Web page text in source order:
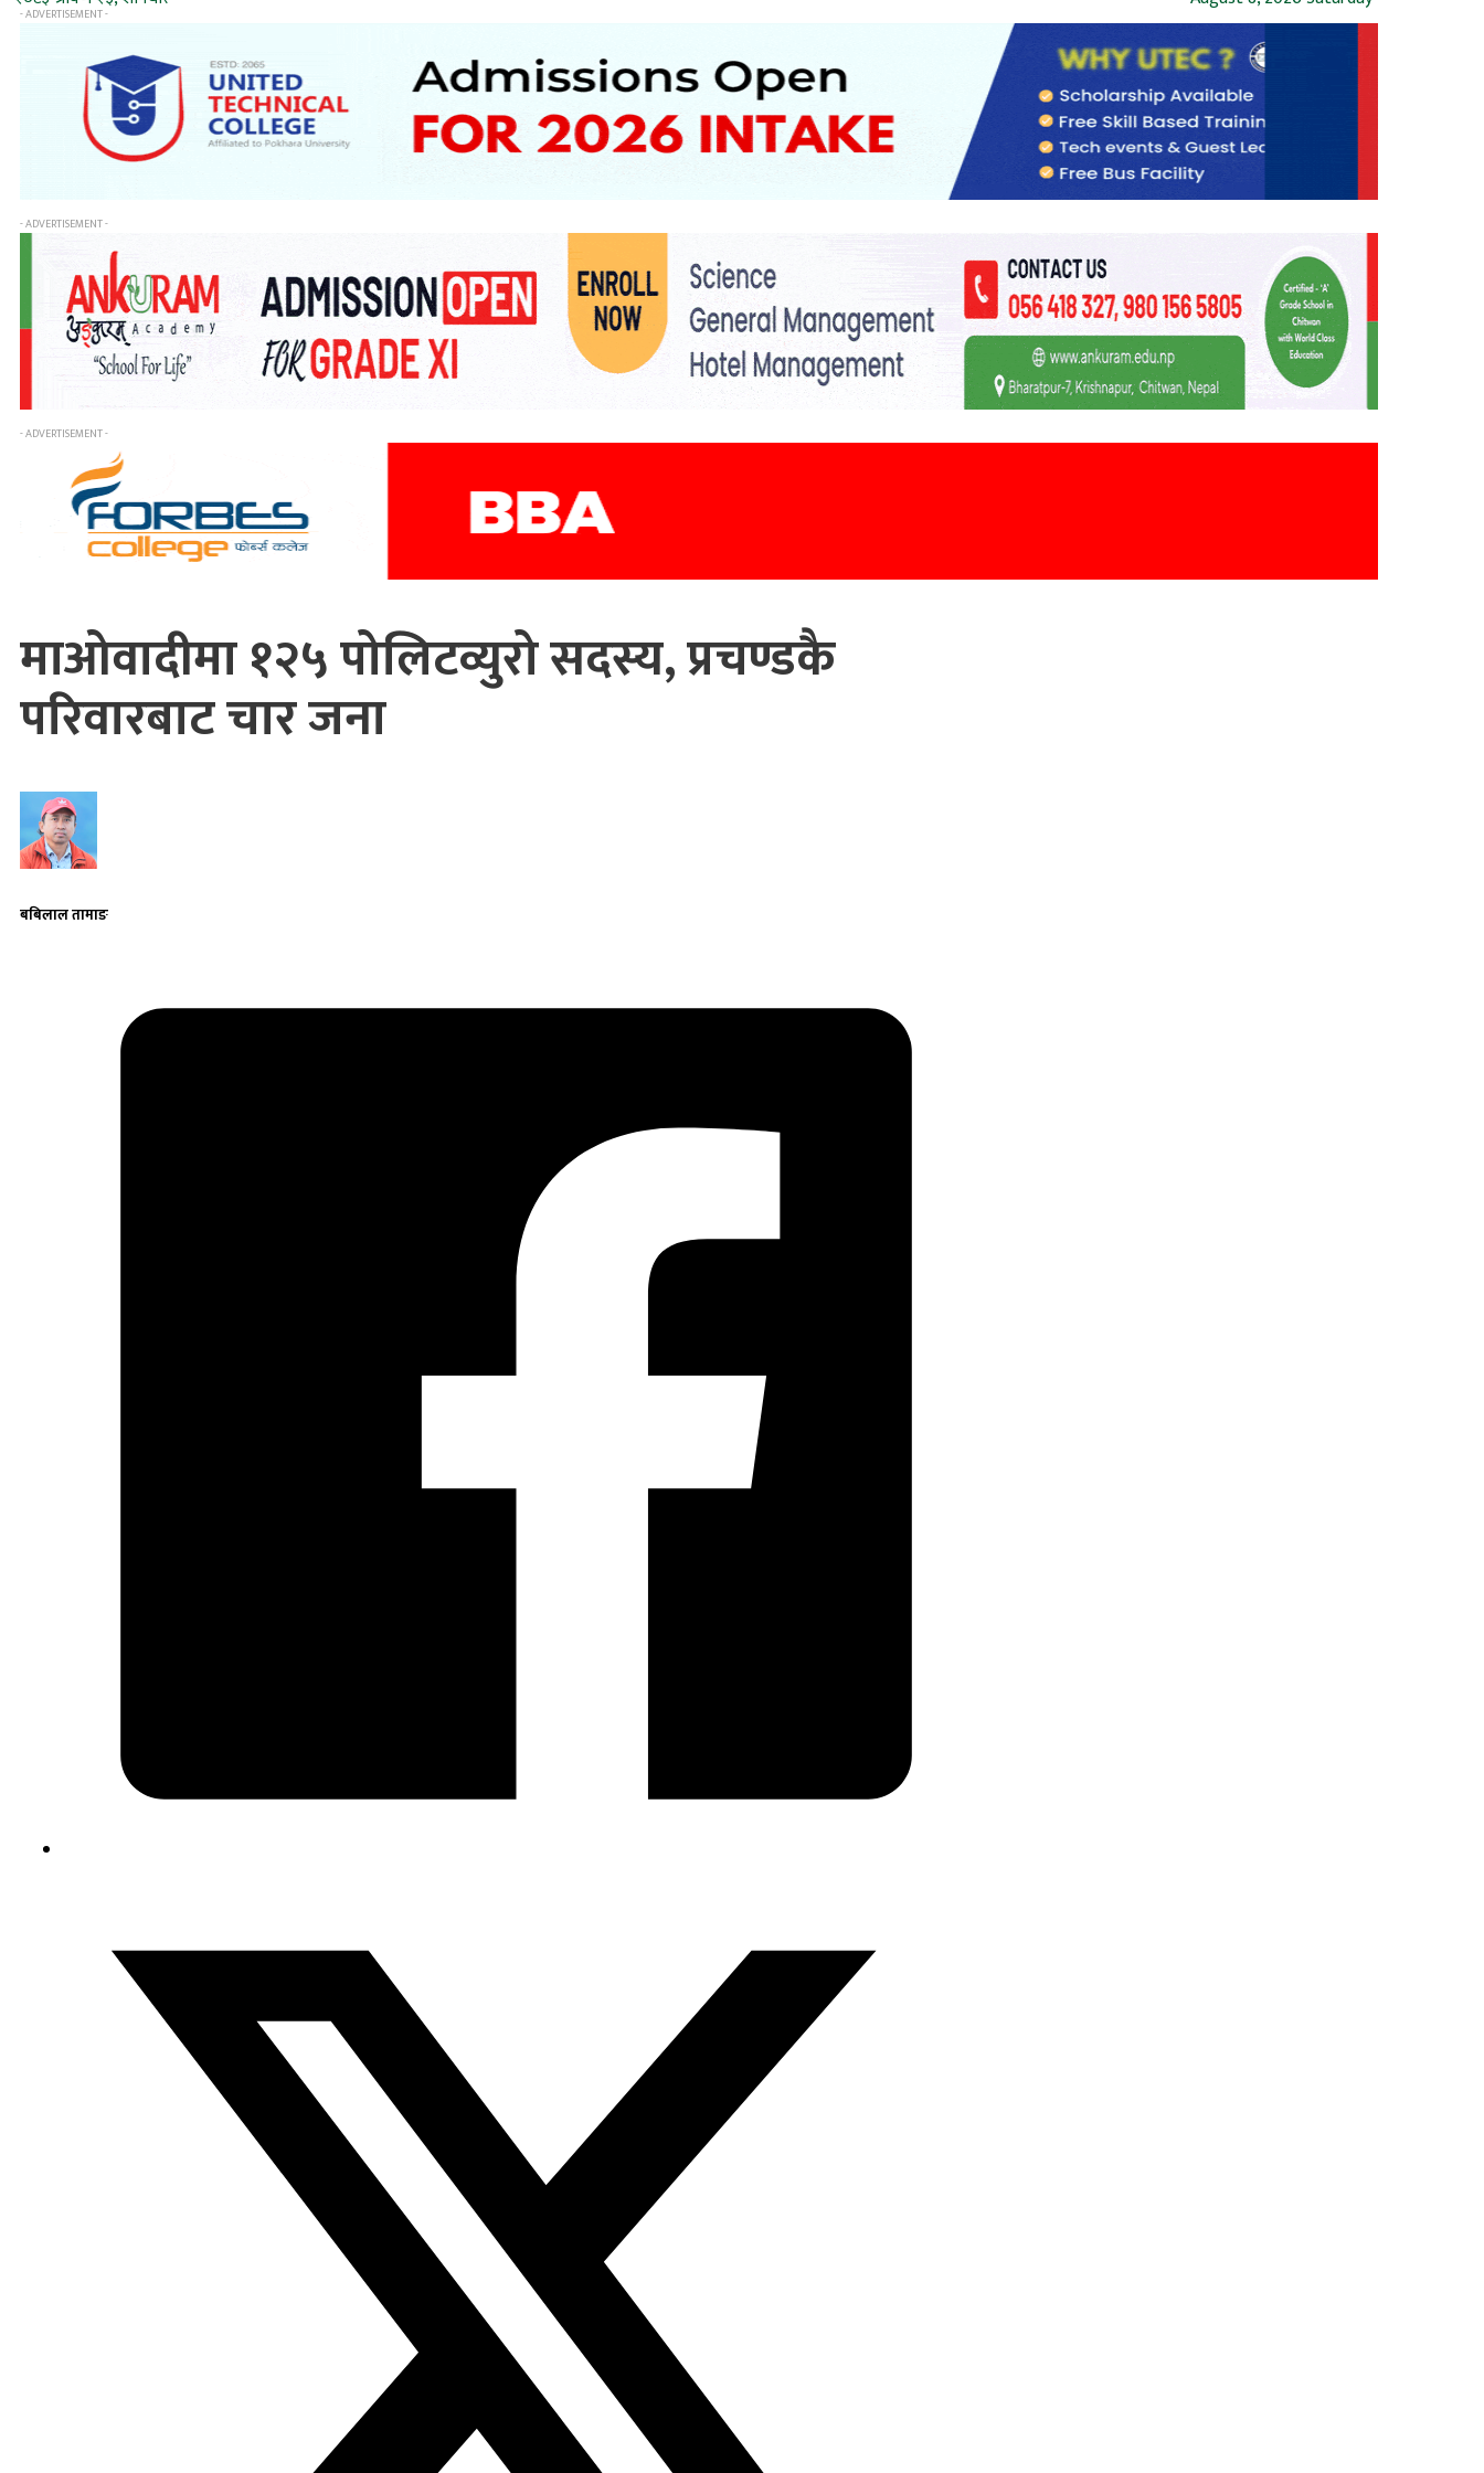
- ADVERTISEMENT -
- ADVERTISEMENT -
- ADVERTISEMENT -
माओवादीमा १२५ पोलिटव्युरो सदस्य, प्रचण्डकै
परिवारबाट चार जना
बबिलाल तामाङ